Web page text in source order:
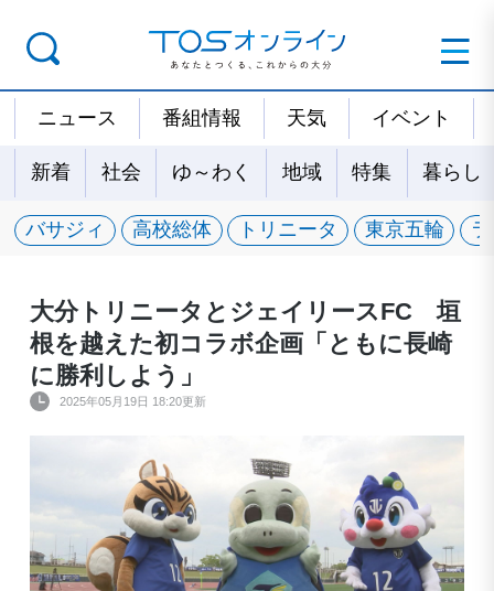
ニュース 番組情報 天気 イベント
新着 社会 ゆ～わく 地域 特集 暮らし
バサジィ 高校総体 トリニータ 東京五輪
大分トリニータとジェイリースFC 垣
根を越えた初コラボ企画「ともに長崎
に勝利しよう」
2025年05月19日 18:20更新